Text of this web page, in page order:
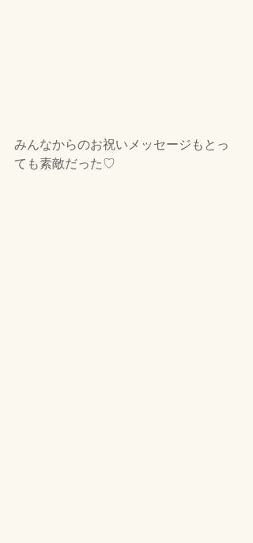
みんなからのお祝いメッセージもとっ
ても素敵だった♡